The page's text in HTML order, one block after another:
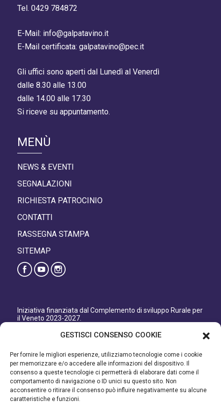
GESTISCI CONSENSO COOKIE
Per fornire le migliori esperienze, utilizziamo tecnologie come i cookie
per memorizzare e/o accedere alle informazioni del dispositivo. Il
consenso a queste tecnologie ci permetterà di elaborare dati come il
comportamento di navigazione o ID unici su questo sito. Non
acconsentire o ritirare il consenso può influire negativamente su alcune
caratteristiche e funzioni.
Tel. 0429 784872
E-Mail: info@galpatavino.it
E-Mail certificata: galpatavino@pec.it
Gli uffici sono aperti dal Lunedì al Venerdì
dalle 8.30 alle 13.00
dalle 14.00 alle 17.30
Si riceve su appuntamento.
MENÙ
NEWS & EVENTI
SEGNALAZIONI
RICHIESTA PATROCINIO
CONTATTI
RASSEGNA STAMPA
SITEMAP
Iniziativa finanziata dal Complemento di sviluppo Rurale per
il Veneto 2023-2027.
Direzione AdG FEASR Bonifica e Irrigazione.
Iniziativa finanziata dal Programma di Sviluppo Rurale per il
Veneto 2014-2022.
Organismo responsabile dell’informazione: GAL Patavino.